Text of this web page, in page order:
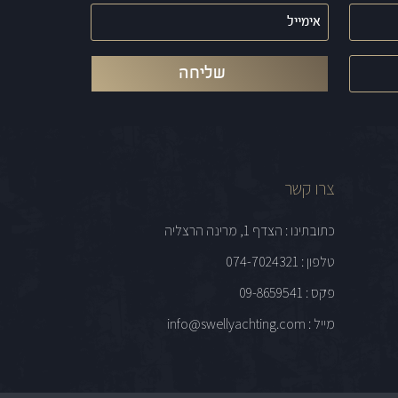
אימייל
(חובה)
צרו קשר
כתובתינו : הצדף 1, מרינה הרצליה
טלפון : 074-7024321
פקס : 09-8659541
מייל : info@swellyachting.com